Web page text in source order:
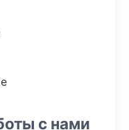
с нами